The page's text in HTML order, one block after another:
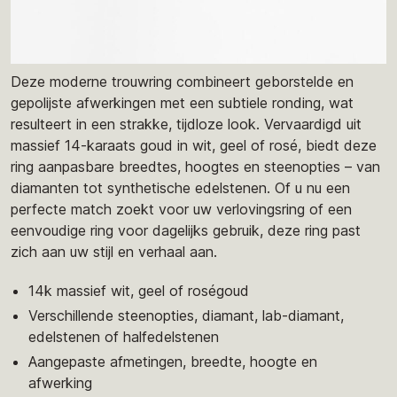
Deze moderne trouwring combineert geborstelde en
gepolijste afwerkingen met een subtiele ronding, wat
resulteert in een strakke, tijdloze look. Vervaardigd uit
massief 14-karaats goud in wit, geel of rosé, biedt deze
ring aanpasbare breedtes, hoogtes en steenopties – van
diamanten tot synthetische edelstenen. Of u nu een
perfecte match zoekt voor uw verlovingsring of een
eenvoudige ring voor dagelijks gebruik, deze ring past
zich aan uw stijl en verhaal aan.
14k massief wit, geel of roségoud
Verschillende steenopties, diamant, lab-diamant,
edelstenen of halfedelstenen
Aangepaste afmetingen, breedte, hoogte en
afwerking